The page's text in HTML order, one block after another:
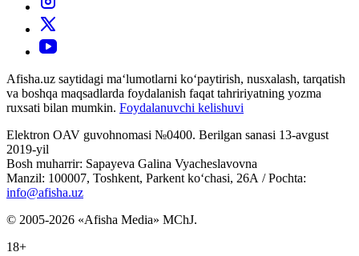
Afisha.uz saytidagi ma‘lumotlarni ko‘paytirish, nusxalash, tarqatish
va boshqa maqsadlarda foydalanish faqat tahririyatning yozma
ruxsati bilan mumkin. Foydalanuvchi kelishuvi
Elektron OAV guvohnomasi №0400. Berilgan sanasi 13-avgust
2019-yil
Bosh muharrir: Sapayeva Galina Vyacheslavovna
Manzil: 100007, Toshkent, Parkent ko‘chasi, 26А / Pochta:
info@afisha.uz
© 2005-2026 «Afisha Media» MChJ.
18+